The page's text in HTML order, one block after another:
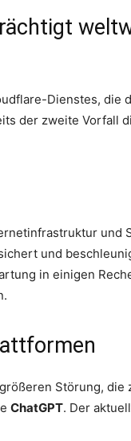
Dienstes, die
der zweite Vorfall
und
und
in einigen
Störung, die
ChatGPT. Der